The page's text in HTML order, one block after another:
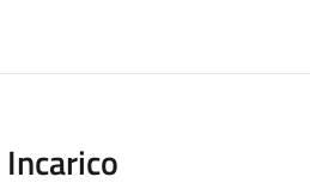
Incarico